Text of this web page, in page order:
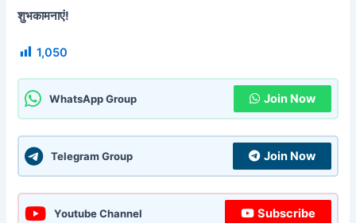
शुभकामनाएं!
1,050
WhatsApp Group Join Now
Telegram Group Join Now
Youtube Channel Subscribe